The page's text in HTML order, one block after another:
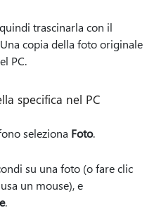
trascinarla con il
copia della foto originale
PC.
specifica nel PC
seleziona Foto.
su una foto (o fare clic
un mouse), e
.